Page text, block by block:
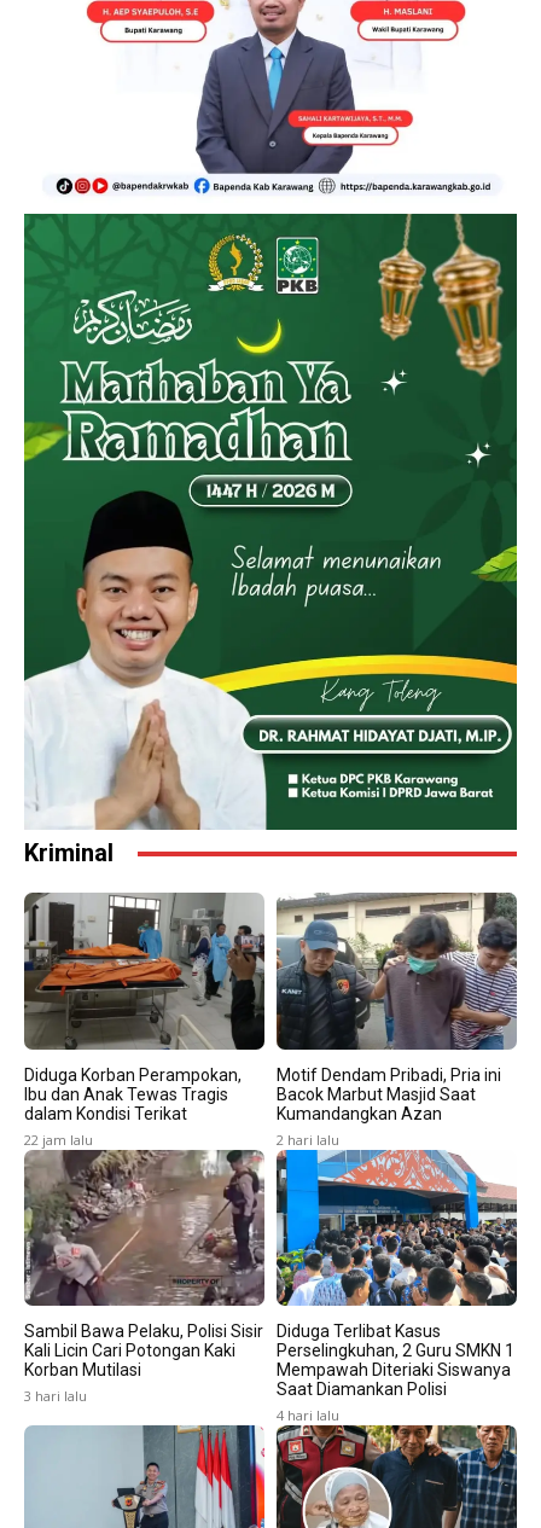
Kriminal
Diduga Korban Perampokan,
Ibu dan Anak Tewas Tragis
dalam Kondisi Terikat
22 jam lalu
Motif Dendam Pribadi, Pria ini
Bacok Marbut Masjid Saat
Kumandangkan Azan
2 hari lalu
Sambil Bawa Pelaku, Polisi Sisir
Kali Licin Cari Potongan Kaki
Korban Mutilasi
3 hari lalu
Diduga Terlibat Kasus
Perselingkuhan, 2 Guru SMKN 1
Mempawah Diteriaki Siswanya
Saat Diamankan Polisi
4 hari lalu